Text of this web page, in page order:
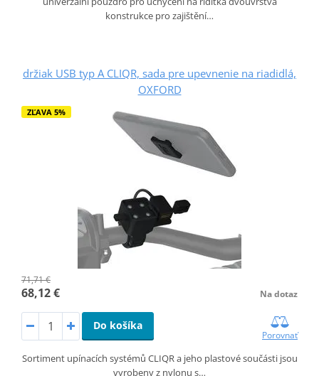
konstrukce pro zajištění…
držiak USB typ A CLIQR, sada pre upevnenie na riadidlá,
OXFORD
ZĽAVA 5%
71,71 €
68,12 € Na dotaz
Do košíka
Porovnať
Sortiment upínacích systémů CLIQR a jeho plastové součásti jsou
vyrobeny z nylonu s…